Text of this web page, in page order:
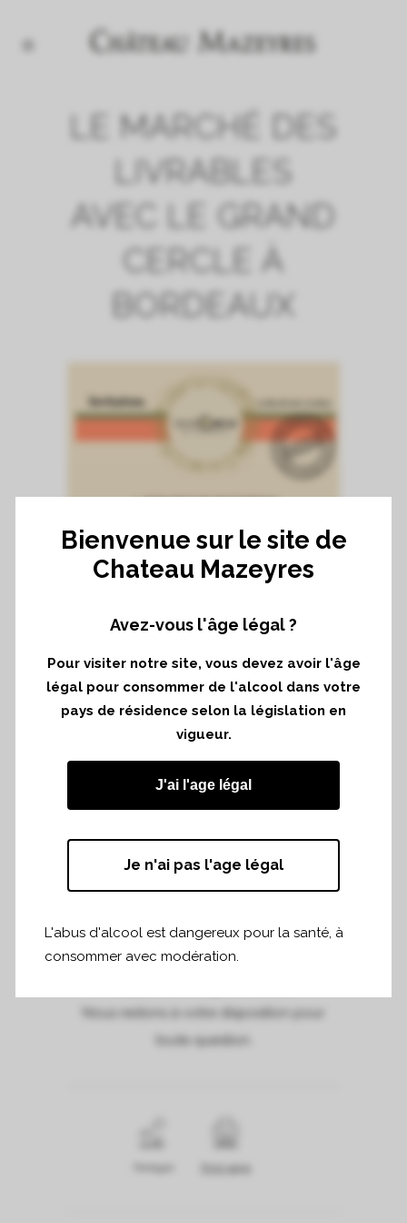
LE MARCHÉ DES
LIVRABLES
AVEC LE GRAND
CERCLE À
BORDEAUX
Le Château Mazeyres participera le 16
Maritime.
millésime 2022.
Pour vous inscrire, merci de bien vouloir
Nous restons à votre disposition pour
toute question.
Bienvenue sur le site de
Chateau Mazeyres
Avez-vous l'âge légal ?
Pour visiter notre site, vous devez avoir l'âge
légal pour consommer de l'alcool dans votre
pays de résidence selon la législation en
vigueur.
J'ai l'age légal
Je n'ai pas l'age légal
L'abus d'alcool est dangereux pour la santé, à
consommer avec modération.